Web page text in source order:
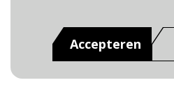
Accepteren